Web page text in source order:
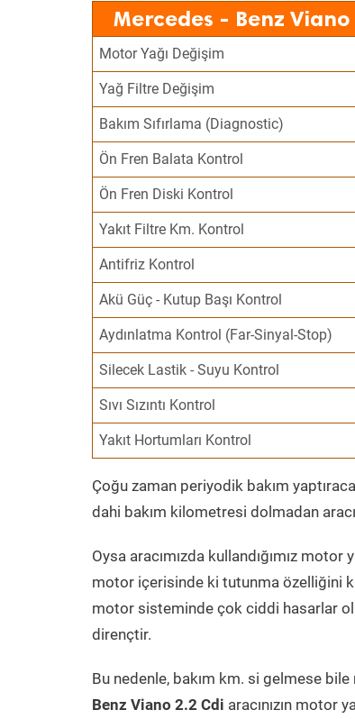
Mercedes - Benz
Motor Yağı Değişim
Yağ Filtre Değişim
Bakım Sıfırlama (Diagnostic)
Ön Fren Balata Kontrol
Ön Fren Diski Kontrol
Yakıt Filtre Km. Kontrol
Antifriz Kontrol
Akü Güç - Kutup Başı Kontrol
Aydınlatma Kontrol (Far-Sinyal-Stop)
Silecek Lastik - Suyu Kontrol
Sıvı Sızıntı Kontrol
Yakıt Hortumları Kontrol
Çoğu zaman periyodik bakım
dahi bakım kilometresi dolmadan
Oysa aracımızda kullandığımız
motor içerisinde ki tutunma özelliğini
motor sisteminde çok ciddi hasarlar
dirençtir.
Bu nedenle, bakım km. si gelmese
Benz Viano 2.2 Cdi aracınızın motor